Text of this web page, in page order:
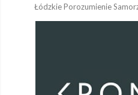
Łódzkie Porozumienie